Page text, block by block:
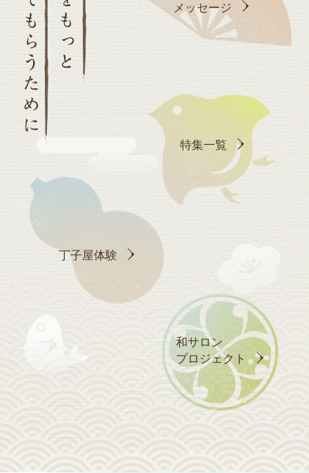
メッセージ
特集一覧
丁子屋体験
和サロン
プロジェクト